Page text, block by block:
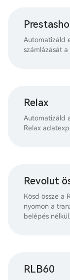
Automatizáld
számlázását
Relax
Automatizáld
Relax
Revolut
Kösd össze a
nyomon a
belépés nélkül.
RLB60